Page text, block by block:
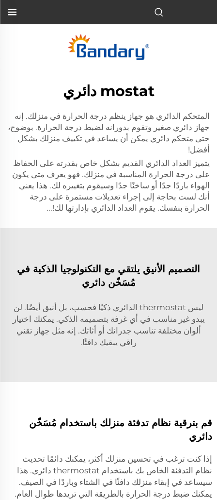
mostat دائري
المتحكم الدائري هو جهاز ينظم درجة الحرارة في منزلك. إنه
جهاز دائري صغير وتقوم بدورانه لضبط درجة الحرارة. بوضوح،
حتى متحكم دائري يمكن أن يساعد في تكييف منزلك بشكل
أفضل!
يتميز العداد الدائري القديم بشكل خاص بقدرته على الحفاظ
على درجة الحرارة المناسبة في منزلك. فهو يعرف متى يكون
الهواء باردًا جدًا أو ساخنًا جدًا وسيقوم بتغييره لك. هذا يعني
أنك لست بحاجة إلى إجراء تعديلات مستمرة على درجة
الحرارة بنفسك. يقوم العداد الدائري بإدارتها لك!...
التصميم الأنيق يلتقي مع التكنولوجيا الذكية في
مُسَخّن دائري
ليس thermostat الدائري ذكيًا فحسب، بل أنيق أيضًا. لن
يبدو غير مناسب في أي غرفة بتصميمه الذكي. يمكنك اختيار
ألوان مختلفة تناسب جدرانك أو أثاثك. إنه مثل جهاز تقني
راقي يبقيك دافئًا.
قم بترقية نظام تدفئة منزلك باستخدام مُسَخّن
دائري
إذا كنت ترغب في تحسين منزلك أكثر، يمكنك دائمًا تحديث
نظام التدفئة الخاص بك باستخدام thermostat دائري. هذا
سيساعد في إبقاء منزلك دافئًا في الشتاء وباردًا في الصيف.
يمكنك ضبط درجة الحرارة بالطريقة التي تريدها طوال العام.